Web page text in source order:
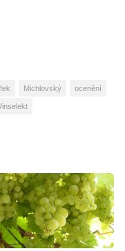
Michlovský ocenění